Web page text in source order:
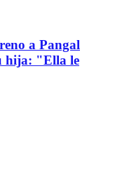
a Pangal
hija: "Ella le